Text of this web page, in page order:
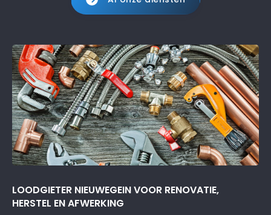
LOODGIETER NIEUWEGEIN VOOR RENOVATIE,
HERSTEL EN AFWERKING